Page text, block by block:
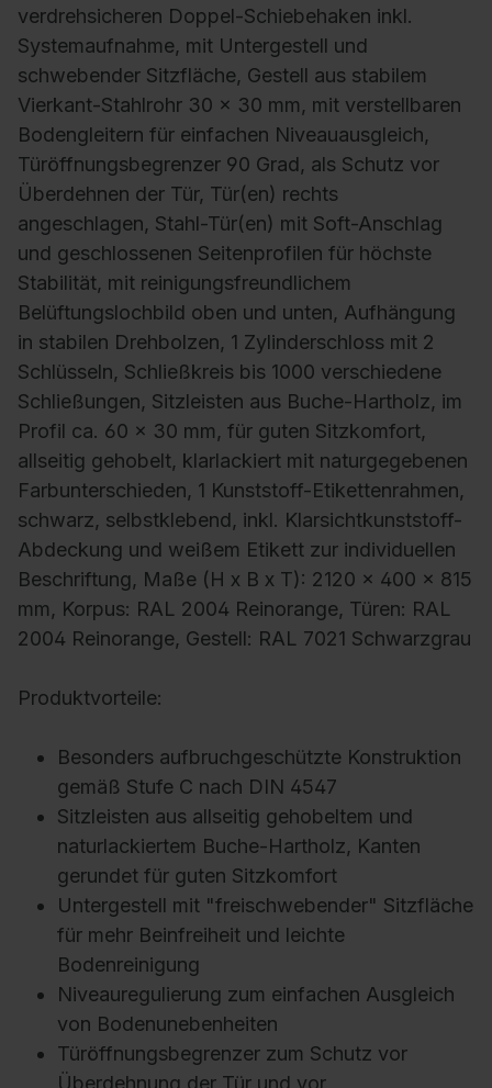
verdrehsicheren Doppel-Schiebehaken inkl.
Systemaufnahme, mit Untergestell und
schwebender Sitzfläche, Gestell aus stabilem
Vierkant-Stahlrohr 30 x 30 mm, mit verstellbaren
Bodengleitern für einfachen Niveauausgleich,
Türöffnungsbegrenzer 90 Grad, als Schutz vor
Überdehnen der Tür, Tür(en) rechts
angeschlagen, Stahl-Tür(en) mit Soft-Anschlag
und geschlossenen Seitenprofilen für höchste
Stabilität, mit reinigungsfreundlichem
Belüftungslochbild oben und unten, Aufhängung
in stabilen Drehbolzen, 1 Zylinderschloss mit 2
Schlüsseln, Schließkreis bis 1000 verschiedene
Schließungen, Sitzleisten aus Buche-Hartholz, im
Profil ca. 60 x 30 mm, für guten Sitzkomfort,
allseitig gehobelt, klarlackiert mit naturgegebenen
Farbunterschieden, 1 Kunststoff-Etikettenrahmen,
schwarz, selbstklebend, inkl. Klarsichtkunststoff-
Abdeckung und weißem Etikett zur individuellen
Beschriftung, Maße (H x B x T): 2120 x 400 x 815
mm, Korpus: RAL 2004 Reinorange, Türen: RAL
2004 Reinorange, Gestell: RAL 7021 Schwarzgrau
Produktvorteile:
Besonders aufbruchgeschützte Konstruktion
gemäß Stufe C nach DIN 4547
Sitzleisten aus allseitig gehobeltem und
naturlackiertem Buche-Hartholz, Kanten
gerundet für guten Sitzkomfort
Untergestell mit "freischwebender" Sitzfläche
für mehr Beinfreiheit und leichte
Bodenreinigung
Niveauregulierung zum einfachen Ausgleich
von Bodenunebenheiten
Türöffnungsbegrenzer zum Schutz vor
Überdehnung der Tür und vor